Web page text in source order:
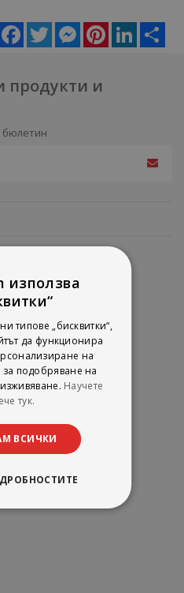
Facebook
Twitter MessengerPinterestLinkedIn
продукти и
бюлетин
използва
типове „бисквитки“,
да функционира
на
подобряване на
Научете
тук.
ВСИЧКИ